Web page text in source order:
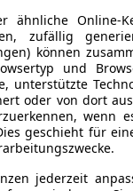
ähnliche Online-
zufällig
können
und
unterstützte
oder von dort
wenn
geschieht für
jederzeit